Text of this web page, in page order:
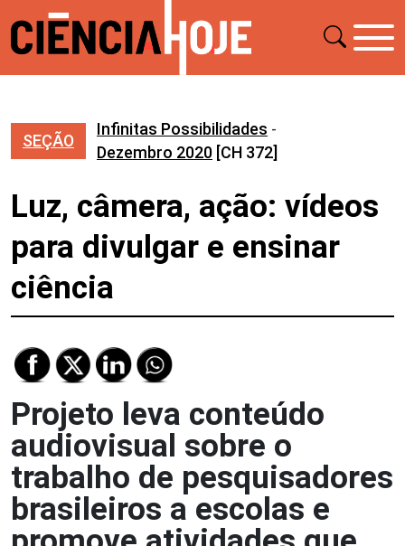
SEÇÃO
Infinitas Possibilidades -
Dezembro 2020 [CH 372]
Luz, câmera, ação: vídeos
para divulgar e ensinar
ciência
Projeto leva conteúdo
audiovisual sobre o
trabalho de pesquisadores
brasileiros a escolas e